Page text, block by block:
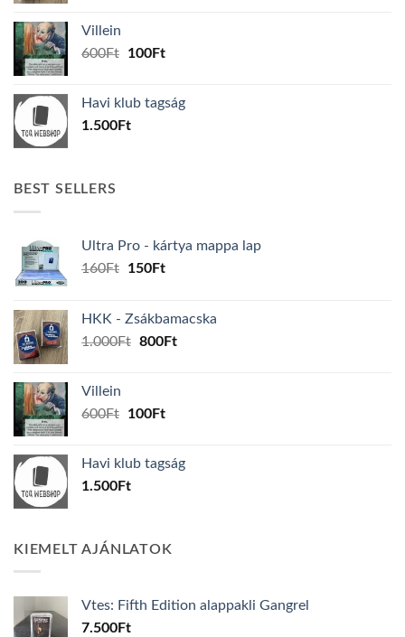
Villein
600Ft
Original
600Ft.
100FtCurrent
100Ft.
Havi klub tagság
1.500Ft
BEST SELLERS
Ultra Pro - kártya mappa lap
160Ft
Original
160Ft.
150FtCurrent
150Ft.
HKK - Zsákbamacska
1.000Ft Original
800FtCurrent
Villein
600Ft
Original
600Ft.
100FtCurrent
100Ft.
Havi klub tagság
1.500Ft
KIEMELT AJÁNLATOK
Vtes: Fifth Edition alappakli Gangrel
7.500Ft